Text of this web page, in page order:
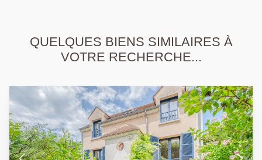
QUELQUES BIENS SIMILAIRES À
VOTRE RECHERCHE...